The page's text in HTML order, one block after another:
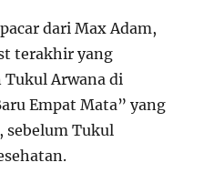
dari Max Adam,
terakhir yang
Arwana di
Empat Mata” yang
sebelum Tukul